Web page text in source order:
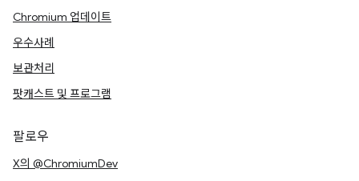
Chromium 업데이트
우수사례
보관처리
팟캐스트 및 프로그램
팔로우
X의 @ChromiumDev